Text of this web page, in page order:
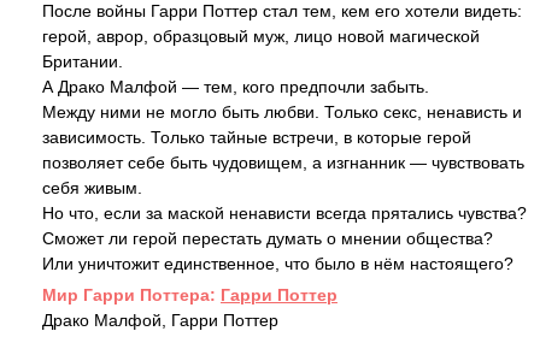
После войны Гарри Поттер стал тем, кем его хотели видеть:
герой, аврор, образцовый муж, лицо новой магической
Британии.
А Драко Малфой — тем, кого предпочли забыть.
Между ними не могло быть любви. Только секс, ненависть и
зависимость. Только тайные встречи, в которые герой
позволяет себе быть чудовищем, а изгнанник — чувствовать
себя живым.
Но что, если за маской ненависти всегда прятались чувства?
Сможет ли герой перестать думать о мнении общества?
Или уничтожит единственное, что было в нём настоящего?
Mир Гарри Поттера: Гарри Поттер
Драко Малфой, Гарри Поттер